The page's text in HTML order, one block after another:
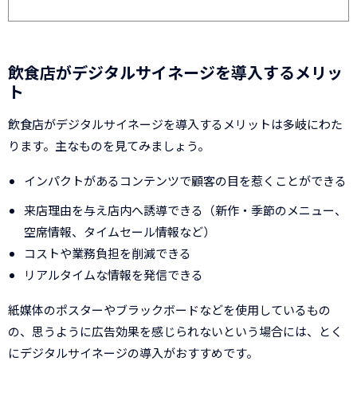
飲食店がデジタルサイネージを導入するメリッ
ト
飲食店がデジタルサイネージを導入するメリットは多岐にわた
ります。主なものを見てみましょう。
インパクトがあるコンテンツで顧客の目を惹くことができる
来店理由を与え店内へ誘導できる（新作・季節のメニュー、
空席情報、タイムセール情報など）
コストや業務負担を削減できる
リアルタイムな情報を発信できる
紙媒体のポスターやブラックボードなどを使用しているもの
の、思うように広告効果を感じられないという場合には、とく
にデジタルサイネージの導入がおすすめです。